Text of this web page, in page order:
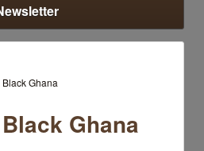
Black Ghana
Ghana